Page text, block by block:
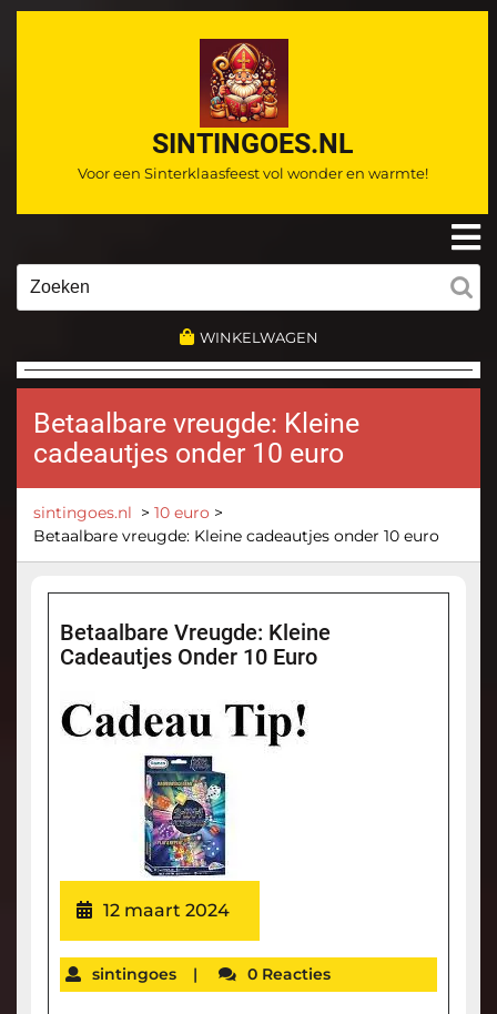
Ga
SINTINGOES.NL
Voor een Sinterklaasfeest vol wonder en warmte!
WINKELWAGEN
Betaalbare vreugde: Kleine
cadeautjes onder 10 euro
sintingoes.nl > 10 euro >
Betaalbare vreugde: Kleine cadeautjes onder 10 euro
Betaalbare Vreugde: Kleine
Cadeautjes Onder 10 Euro
12 maart 2024
sintingoes | 0 Reacties